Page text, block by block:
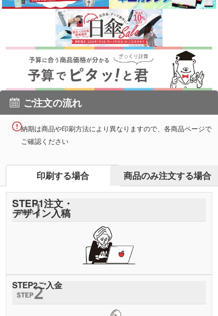
ご注文の流れ
納期は商品や印刷方法により異なりますので、各商品ページで
ご確認ください
印刷する場合 商品のみ注文する場合
STEP1注文・
デザイン入稿
STEP2ご入金